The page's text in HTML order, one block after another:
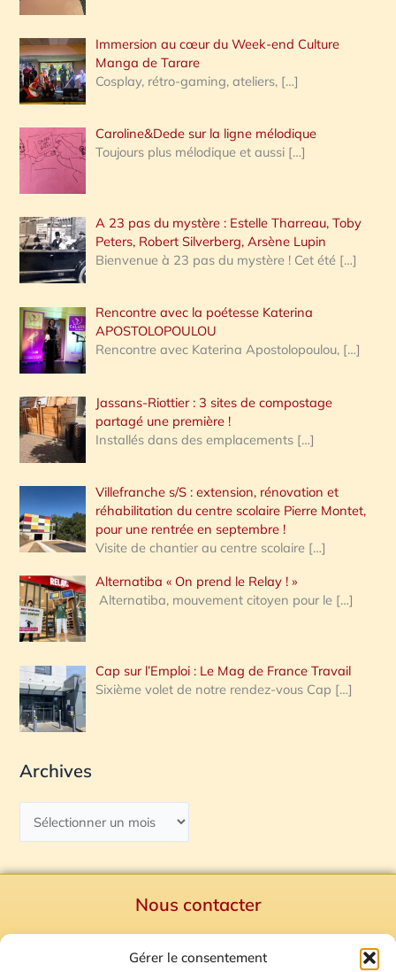
Gérer le consentement
:
Immersion au cœur du Week-end Culture
Manga de Tarare
Cosplay, rétro-gaming, ateliers, […]
Caroline&Dede sur la ligne mélodique
Toujours plus mélodique et aussi […]
A 23 pas du mystère : Estelle Tharreau, Toby
Peters, Robert Silverberg, Arsène Lupin
Bienvenue à 23 pas du mystère ! Cet été […]
Rencontre avec la poétesse Katerina
APOSTOLOPOULOU
Rencontre avec Katerina Apostolopoulou, […]
Jassans-Riottier : 3 sites de compostage
partagé une première !
Installés dans des emplacements […]
Villefranche s/S : extension, rénovation et
réhabilitation du centre scolaire Pierre Montet,
pour une rentrée en septembre !
Visite de chantier au centre scolaire […]
Alternatiba « On prend le Relay ! »
Alternatiba, mouvement citoyen pour le […]
Cap sur l’Emploi : Le Mag de France Travail
Sixième volet de notre rendez-vous Cap […]
Archives
Nous contacter